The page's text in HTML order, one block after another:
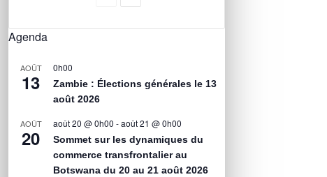
Agenda
AOÛT
13
0h00
Zambie : Élections générales le 13
août 2026
AOÛT
20
août 20 @ 0h00 -août 21 @ 0h00
Sommet sur les dynamiques du
commerce transfrontalier au
Botswana du 20 au 21 août 2026